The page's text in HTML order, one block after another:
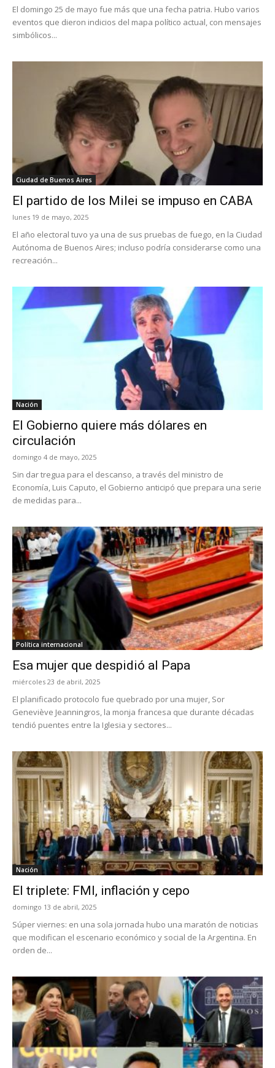
El domingo 25 de mayo fue más que una fecha patria. Hubo varios
eventos que dieron indicios del mapa político actual, con mensajes
simbólicos...
Ciudad de Buenos Aires
El partido de los Milei se impuso en CABA
lunes 19 de mayo, 2025
El año electoral tuvo ya una de sus pruebas de fuego, en la Ciudad
Autónoma de Buenos Aires; incluso podría considerarse como una
recreación...
Nación
El Gobierno quiere más dólares en
circulación
domingo 4 de mayo, 2025
Sin dar tregua para el descanso, a través del ministro de
Economía, Luis Caputo, el Gobierno anticipó que prepara una serie
de medidas para...
Política internacional
Esa mujer que despidió al Papa
miércoles 23 de abril, 2025
El planificado protocolo fue quebrado por una mujer, Sor
Geneviève Jeanningros, la monja francesa que durante décadas
tendió puentes entre la Iglesia y sectores...
Nación
El triplete: FMI, inflación y cepo
domingo 13 de abril, 2025
Súper viernes: en una sola jornada hubo una maratón de noticias
que modifican el escenario económico y social de la Argentina. En
orden de...